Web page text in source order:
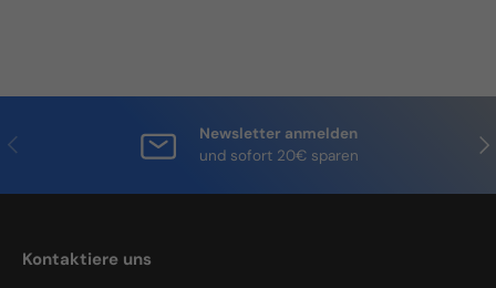
Vorherige
Newsletter anmelden
und sofort 20€ sparen
Kontaktiere uns